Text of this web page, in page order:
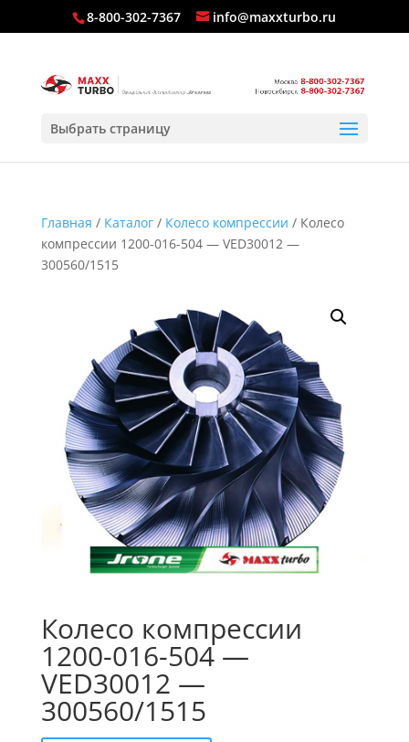
8-800-302-7367 info@maxxturbo.ru
Выбрать страницу
Главная / Каталог/ Колесо компрессии / Колесо
компрессии 1200-016-504 — VED30012 —
300560/1515
Колесо компрессии
1200-016-504 —
VED30012 —
300560/1515